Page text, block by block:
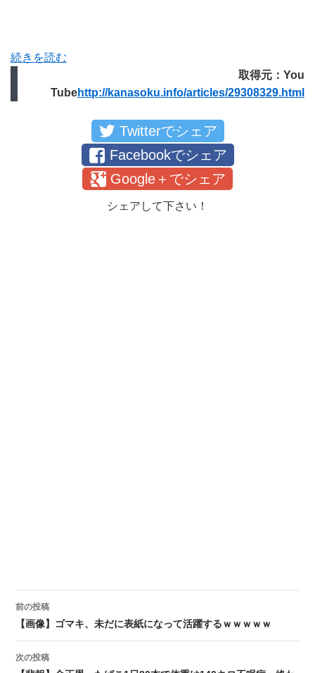
続きを読む
取得元：You
Tubehttp://kanasoku.info/articles/29308329.html
Twitterでシェア
Facebookでシェア
Google＋でシェア
シェアして下さい！
投稿ナビゲーション
前の投稿
【画像】ゴマキ、未だに表紙になって活躍するｗｗｗｗｗ
次の投稿